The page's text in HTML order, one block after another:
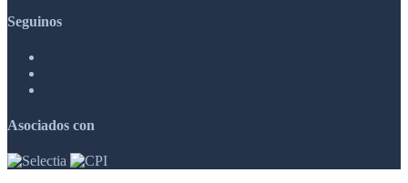
Seguinos
Asociados con